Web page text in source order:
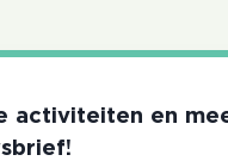
activiteiten en